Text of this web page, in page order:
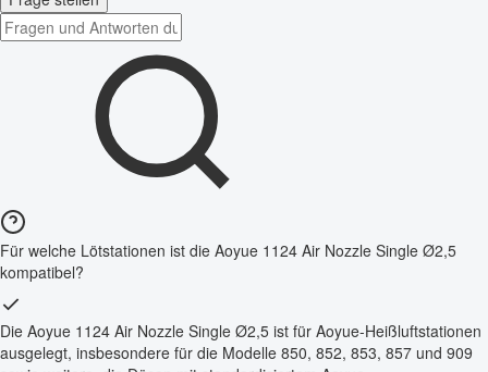
Für welche Lötstationen ist die Aoyue 1124 Air Nozzle Single Ø2,5
kompatibel?
Die Aoyue 1124 Air Nozzle Single Ø2,5 ist für Aoyue-Heißluftstationen
ausgelegt, insbesondere für die Modelle 850, 852, 853, 857 und 909